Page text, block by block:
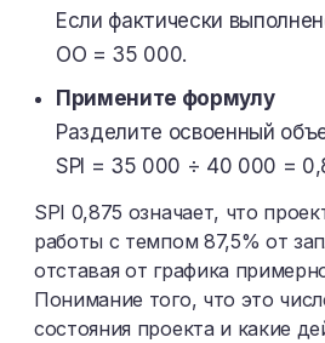
Если фактически
ОО = 35 000.
Примените формулу
Разделите освоенный
SPI = 35 000 ÷ 40 000 =
SPI 0,875 означает, что
работы с темпом 87,5% от
отставая от графика
Понимание того, что это
состояния проекта и какие